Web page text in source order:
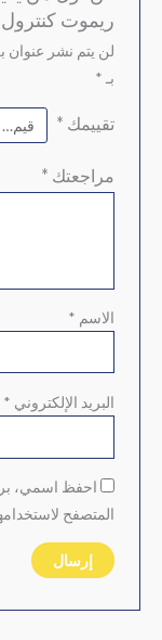
ريموت كنترول Safety Solar lights”
لن يتم نشر عنوان
بـ *
تقييمك *
مراجعتك *
الاسم *
البريد الإلكتروني *
احفظ اسمي،
المتصفح